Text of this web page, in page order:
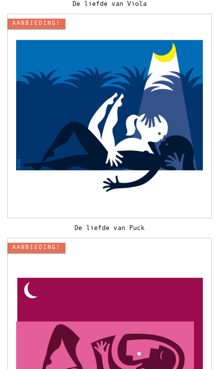
De liefde van Viola
AANBIEDING!
De liefde van Puck
AANBIEDING!